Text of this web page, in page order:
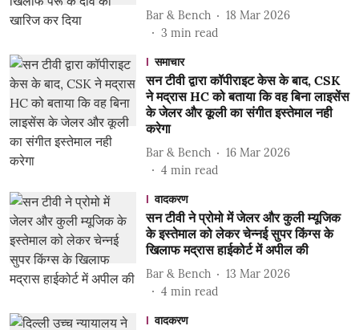
Bar & Bench
18 Mar 2026
3 min read
समाचार
सन टीवी द्वारा कॉपीराइट केस के बाद, CSK
ने मद्रास HC को बताया कि वह बिना लाइसेंस
के जेलर और कूली का संगीत इस्तेमाल नही
करेगा
Bar & Bench
16 Mar 2026
4 min read
वादकरण
सन टीवी ने प्रोमो में जेलर और कुली म्यूजिक
के इस्तेमाल को लेकर चेन्नई सुपर किंग्स के
खिलाफ मद्रास हाईकोर्ट में अपील की
Bar & Bench
13 Mar 2026
4 min read
वादकरण